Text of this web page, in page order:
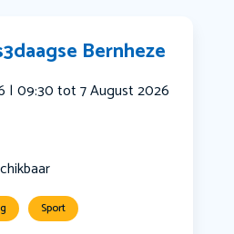
Bernheze
| 09:30 tot 7 August 2026
Sport